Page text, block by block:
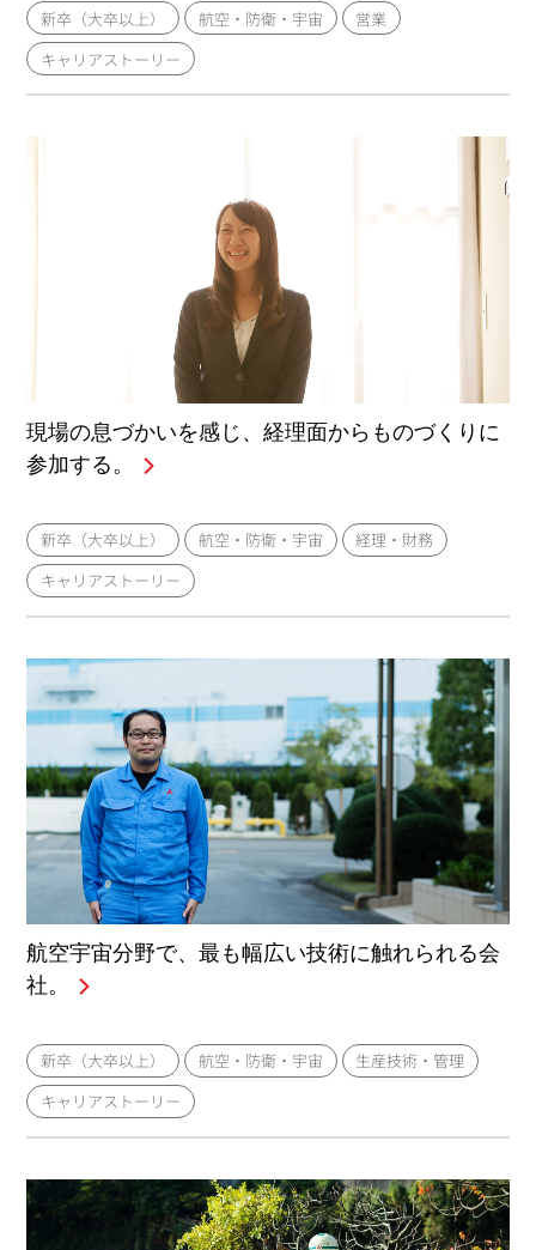
新卒（大卒以上） 航空・防衛・宇宙
営業
キャリアストーリー
現場の息づかいを感じ、経理面からものづくりに
参加する。
新卒（大卒以上） 航空・防衛・宇宙
経理・財務
キャリアストーリー
航空宇宙分野で、最も幅広い技術に触れられる会
社。
新卒（大卒以上） 航空・防衛・宇宙
生産技術・管理
キャリアストーリー